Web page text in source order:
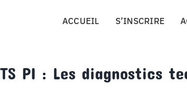
ACCUEIL S’INSCRIRE
PI : Les diagnostics